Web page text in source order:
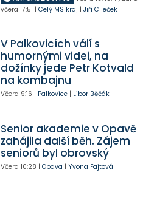
včera 17:51 | Celý MS kraj | Jiří Cileček
V Palkovicích válí s
humornými videi, na
dožínky jede Petr Kotvald
na kombajnu
Včera 9:16 | Palkovice| Libor Běčák
Senior akademie v Opavě
zahájila další běh. Zájem
seniorů byl obrovský
Včera 10:28 | Opava | Yvona Fajtová